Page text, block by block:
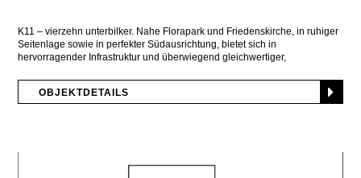
K11 – vierzehn unterbilker. Nahe Florapark und Friedenskirche, in ruhiger
Seitenlage sowie in perfekter Südausrichtung, bietet sich in
hervorragender Infrastruktur und überwiegend gleichwertiger,
OBJEKTDETAILS